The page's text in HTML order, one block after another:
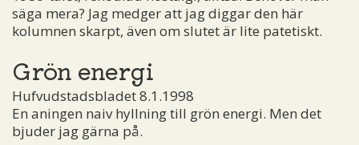
säga mera? Jag medger att jag diggar den här
kolumnen skarpt, även om slutet är lite patetiskt.
Grön energi
Hufvudstadsbladet 8.1.1998
En aningen naiv hyllning till grön energi. Men det
bjuder jag gärna på.